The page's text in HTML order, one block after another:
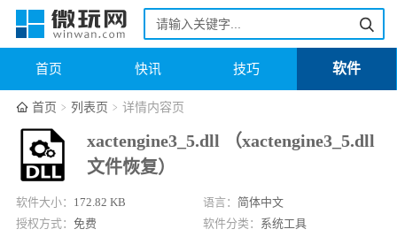
首页 快讯 技巧 软件
首页 列表页 详情内容页
xactengine3_5.dll （xactengine3_5.dll
文件恢复）
软件大小： 172.82 KB 语言： 简体中文
授权方式： 免费 软件分类： 系统工具